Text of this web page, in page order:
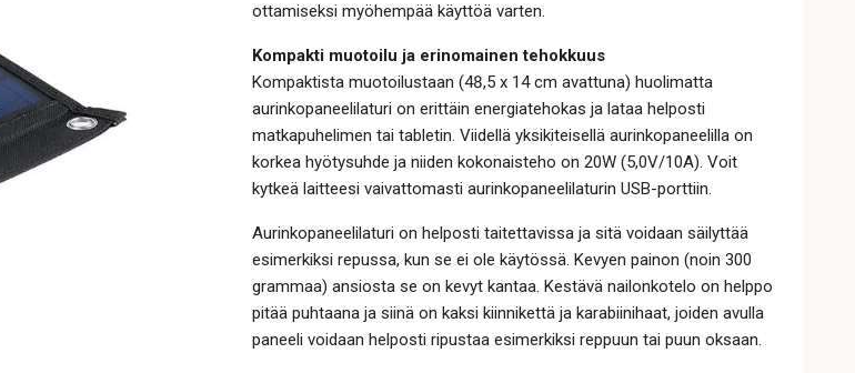
ottamiseksi myöhempää käyttöä varten.
Kompakti muotoilu ja erinomainen tehokkuus
Kompaktista muotoilustaan (48,5 x 14 cm avattuna) huolimatta
aurinkopaneelilaturi on erittäin energiatehokas ja lataa helposti
matkapuhelimen tai tabletin. Viidellä yksikiteisellä aurinkopaneelilla on
korkea hyötysuhde ja niiden kokonaisteho on 20W (5,0V/10A). Voit
kytkeä laitteesi vaivattomasti aurinkopaneelilaturin USB-porttiin.
Aurinkopaneelilaturi on helposti taitettavissa ja sitä voidaan säilyttää
esimerkiksi repussa, kun se ei ole käytössä. Kevyen painon (noin 300
grammaa) ansiosta se on kevyt kantaa. Kestävä nailonkotelo on helppo
pitää puhtaana ja siinä on kaksi kiinnikettä ja karabiinihaat, joiden avulla
paneeli voidaan helposti ripustaa esimerkiksi reppuun tai puun oksaan.